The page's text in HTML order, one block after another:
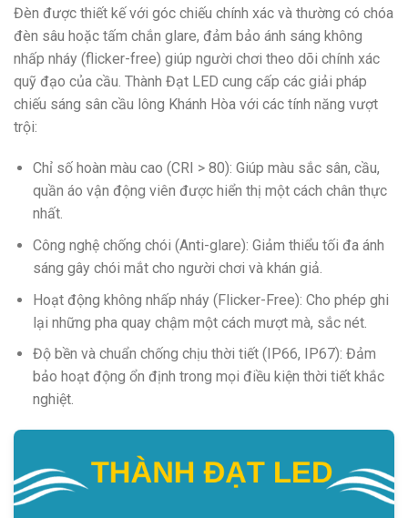
Đèn được thiết kế với góc chiếu chính xác và thường có chóa
đèn sâu hoặc tấm chắn glare, đảm bảo ánh sáng không
nhấp nháy (flicker-free) giúp người chơi theo dõi chính xác
quỹ đạo của cầu. Thành Đạt LED cung cấp các giải pháp
chiếu sáng sân cầu lông Khánh Hòa với các tính năng vượt
trội:
Chỉ số hoàn màu cao (CRI > 80): Giúp màu sắc sân, cầu,
quần áo vận động viên được hiển thị một cách chân thực
nhất.
Công nghệ chống chói (Anti-glare): Giảm thiểu tối đa ánh
sáng gây chói mắt cho người chơi và khán giả.
Hoạt động không nhấp nháy (Flicker-Free): Cho phép ghi
lại những pha quay chậm một cách mượt mà, sắc nét.
Độ bền và chuẩn chống chịu thời tiết (IP66, IP67): Đảm
bảo hoạt động ổn định trong mọi điều kiện thời tiết khắc
nghiệt.